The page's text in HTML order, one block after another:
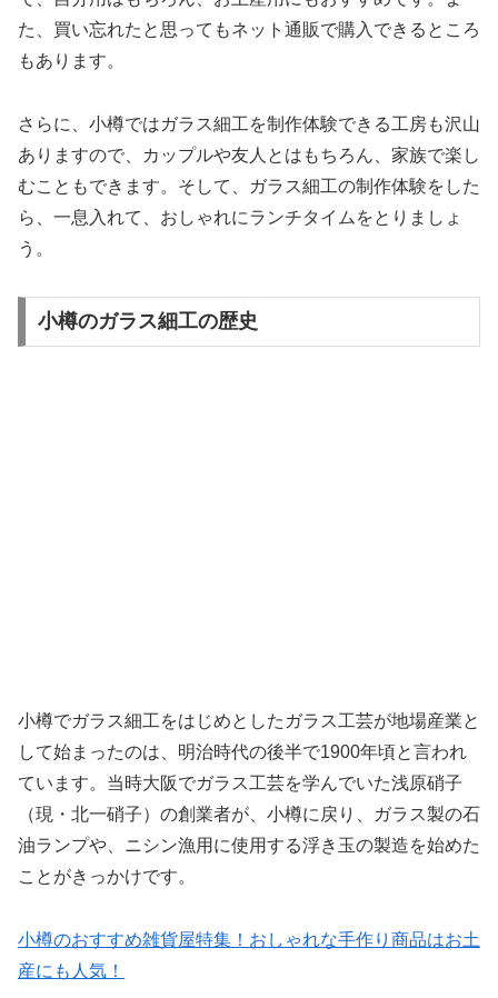
た、買い忘れたと思ってもネット通販で購入できるところ
もあります。
さらに、小樽ではガラス細工を制作体験できる工房も沢山
ありますので、カップルや友人とはもちろん、家族で楽し
むこともできます。そして、ガラス細工の制作体験をした
ら、一息入れて、おしゃれにランチタイムをとりましょ
う。
小樽のガラス細工の歴史
小樽でガラス細工をはじめとしたガラス工芸が地場産業と
して始まったのは、明治時代の後半で1900年頃と言われ
ています。当時大阪でガラス工芸を学んでいた浅原硝子
（現・北一硝子）の創業者が、小樽に戻り、ガラス製の石
油ランプや、ニシン漁用に使用する浮き玉の製造を始めた
ことがきっかけです。
小樽のおすすめ雑貨屋特集！おしゃれな手作り商品はお土
産にも人気！